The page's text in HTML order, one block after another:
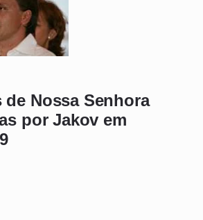
de Nossa Senhora
por Jakov em